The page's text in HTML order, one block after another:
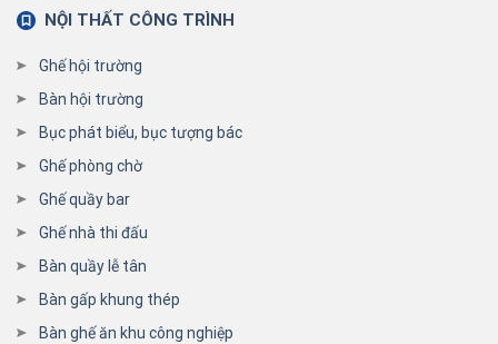
NỘI THẤT CÔNG TRÌNH
Ghế hội trường
Bàn hội trường
Bục phát biểu, bục tượng bác
Ghế phòng chờ
Ghế quầy bar
Ghế nhà thi đấu
Bàn quầy lễ tân
Bàn gấp khung thép
Bàn ghế ăn khu công nghiệp